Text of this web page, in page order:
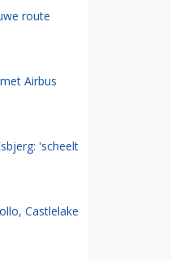
route
Airbus
'scheelt
Castlelake